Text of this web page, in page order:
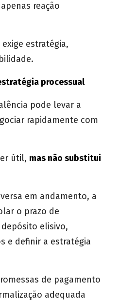
reação
estratégia,
processual
pode levar a
rapidamente com
útil, mas não substitui
em andamento, a
o prazo de
elisivo,
e definir a estratégia
de pagamento
adequada